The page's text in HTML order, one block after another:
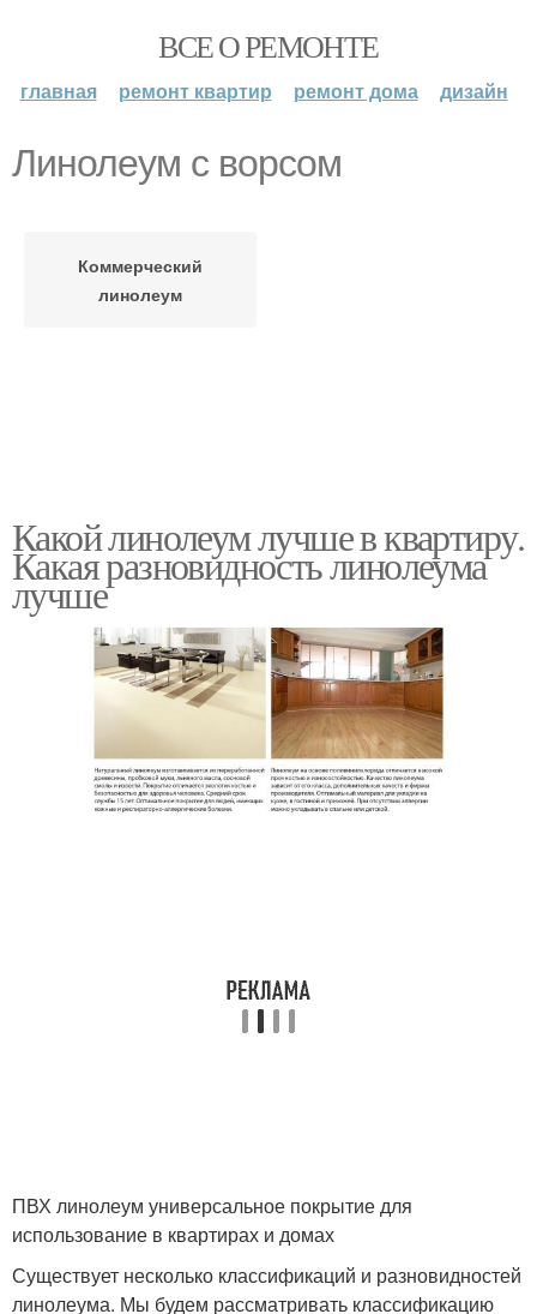
ВСЕ О РЕМОНТЕ
главная ремонт квартир ремонт дома дизайн
Линолеум с ворсом
Коммерческий
линолеум
Какой линолеум лучше в квартиру.
Какая разновидность линолеума
лучше
ПВХ линолеум универсальное покрытие для
использование в квартирах и домах
Существует несколько классификаций и разновидностей
линолеума. Мы будем рассматривать классификацию